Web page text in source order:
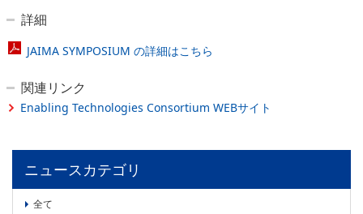
会員会社
会員リスト
入会のご案内
ニュース＆イベント
ニュース
詳細
JAIMA SYMPOSIUM の詳細はこちら
関連リンク
Enabling Technologies Consortium WEBサイト
ニュースカテゴリ
全て